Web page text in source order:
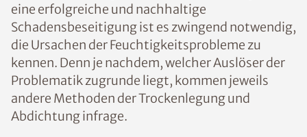
dabei vielfältig. Für eine erfolgreiche und
nachhaltige Schadensbeseitigung ist es
zwingend notwendig, die Ursachen der
Feuchtigkeitsprobleme zu kennen. Denn je
nachdem, welcher Auslöser der
Problematik zugrunde liegt, kommen
jeweils andere Methoden der